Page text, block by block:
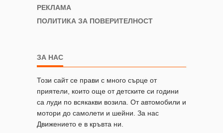
РЕКЛАМА
ПОЛИТИКА ЗА ПОВЕРИТЕЛНОСТ
ЗА НАС
Този сайт се прави с много сърце от
приятели, които още от детските си години
са луди по всякакви возила. От автомобили и
мотори до самолети и шейни. За нас
Движението е в кръвта ни.